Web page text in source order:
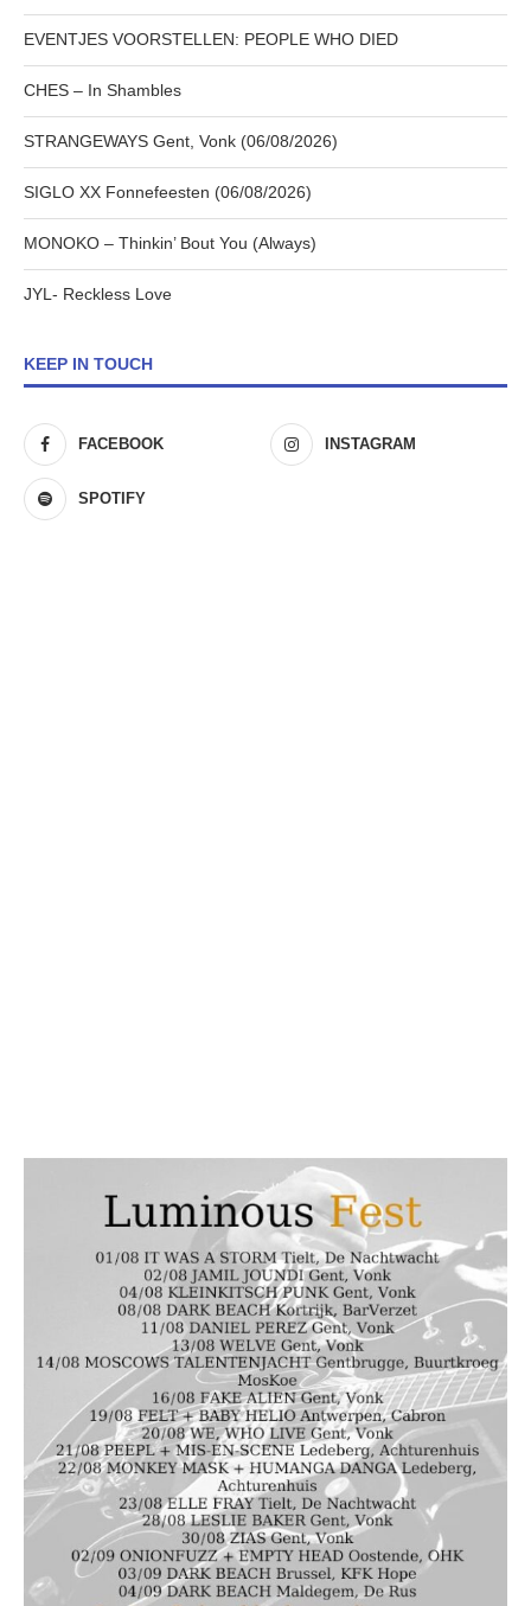
EVENTJES VOORSTELLEN: PEOPLE WHO DIED
CHES – In Shambles
STRANGEWAYS Gent, Vonk (06/08/2026)
SIGLO XX Fonnefeesten (06/08/2026)
MONOKO – Thinkin’ Bout You (Always)
JYL- Reckless Love
KEEP IN TOUCH
FACEBOOK INSTAGRAM
SPOTIFY